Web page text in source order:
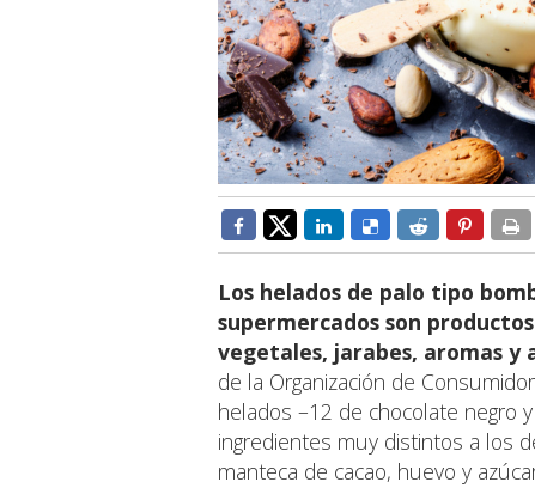
Los helados de palo tipo
supermercados son
vegetales, jarabes, aromas y
de la Organización de
helados –12 de chocolate negro
ingredientes muy distintos a los
manteca de cacao, huevo y